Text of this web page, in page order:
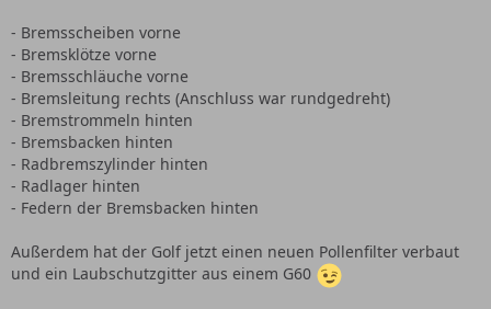
- Bremsscheiben vorne
- Bremsklötze vorne
- Bremsschläuche vorne
- Bremsleitung rechts (Anschluss war rundgedreht)
- Bremstrommeln hinten
- Bremsbacken hinten
- Radbremszylinder hinten
- Radlager hinten
- Federn der Bremsbacken hinten
Außerdem hat der Golf jetzt einen neuen Pollenfilter verbaut
und ein Laubschutzgitter aus einem G60